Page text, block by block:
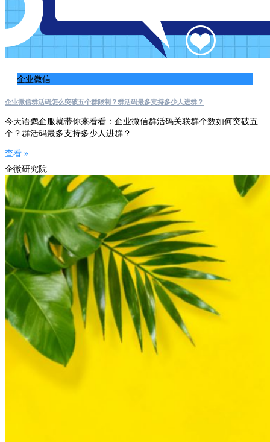
企业微信
企业微信群活码怎么突破五个群限制？群活码最多支持多少人进群？
今天语鹦企服就带你来看看：企业微信群活码关联群个数如何突破五
个？群活码最多支持多少人进群？
查看 »
企微研究院